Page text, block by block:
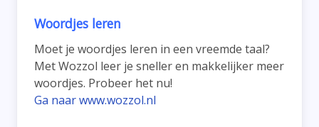
Woordjes leren
Moet je woordjes leren in een vreemde taal?
Met Wozzol leer je sneller en makkelijker meer
woordjes. Probeer het nu!
Ga naar www.wozzol.nl